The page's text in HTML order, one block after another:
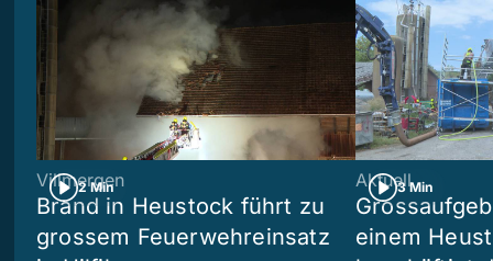
2 Min
Villmergen
Brand in Heustock führt zu
grossem Feuerwehreinsatz
3 Min
Aktuell
einem